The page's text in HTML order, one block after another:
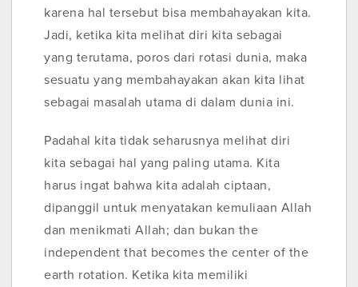
karena hal tersebut bisa membahayakan kita.
Jadi, ketika kita melihat diri kita sebagai
yang terutama, poros dari rotasi dunia, maka
sesuatu yang membahayakan akan kita lihat
sebagai masalah utama di dalam dunia ini.
Padahal kita tidak seharusnya melihat diri
kita sebagai hal yang paling utama. Kita
harus ingat bahwa kita adalah ciptaan,
dipanggil untuk menyatakan kemuliaan Allah
dan menikmati Allah; dan bukan the
independent that becomes the center of the
earth rotation. Ketika kita memiliki